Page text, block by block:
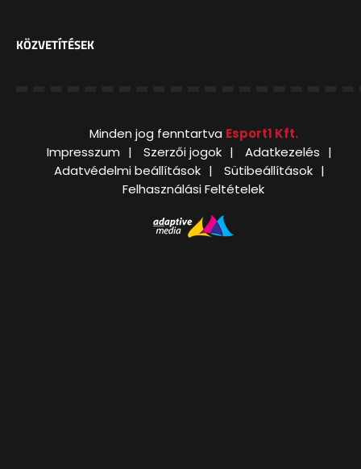
KÖZVETÍTÉSEK
Minden jog fenntartva Esport1 Kft.
Impresszum
Szerzői jogok
Adatkezelés
Adatvédelmi beállítások
Sütibeállítások
Felhasználási Feltételek